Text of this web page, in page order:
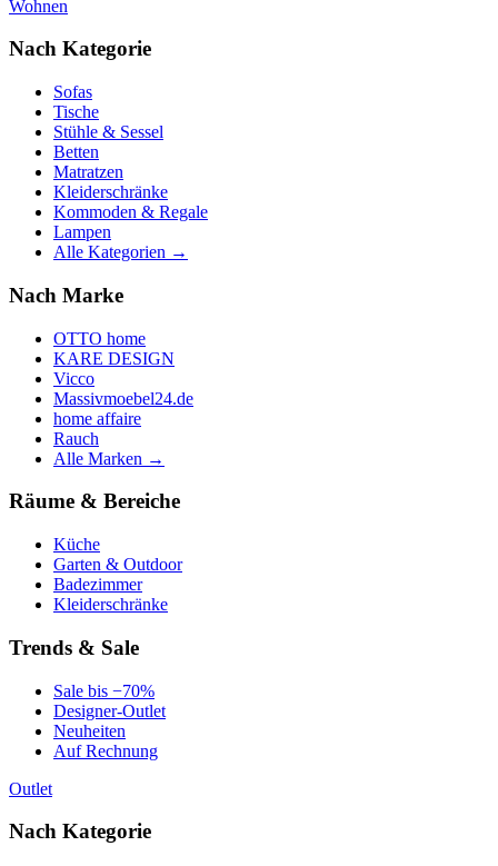
Wohnen
Nach Kategorie
Sofas
Tische
Stühle & Sessel
Betten
Matratzen
Kleiderschränke
Kommoden & Regale
Lampen
Alle Kategorien →
Nach Marke
OTTO home
KARE DESIGN
Vicco
Massivmoebel24.de
home affaire
Rauch
Alle Marken →
Räume & Bereiche
Küche
Garten & Outdoor
Badezimmer
Kleiderschränke
Trends & Sale
Sale bis −70%
Designer-Outlet
Neuheiten
Auf Rechnung
Outlet
Nach Kategorie